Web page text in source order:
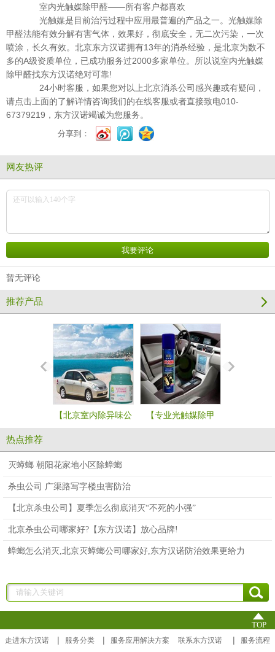
室内光触媒除甲醛——所有客户都喜欢
光触媒是目前治污过程中应用最普遍的产品之一。光触媒除
甲醛法能有效分解有害气体，效果好，彻底安全，无二次污染，一次
喷涂，长久有效。北京东方汉诺拥有13年的消杀经验，是北京为数不
多的A级资质单位，已成功服务过2000多家单位。所以说室内光触媒
除甲醛找东方汉诺绝对可靠!
24小时客服，如果您对以上北京消杀公司感兴趣或有疑问，
请点击上面的了解详情咨询我们的在线客服或者直接致电010-
67379219，东方汉诺竭诚为您服务。
分享到：
网友热评
暂无评论
推荐产品
【北京室内除异味公
污染祛除用
【专业光触媒除甲
热点推荐
灭蟑螂 朝阳花家地小区除蟑螂
杀虫公司 广渠路写字楼虫害防治
【北京杀虫公司】夏季怎么彻底消灭“不死的小强”
北京杀虫公司哪家好?【东方汉诺】放心品牌!
蟑螂怎么消灭,北京灭蟑螂公司哪家好,东方汉诺防治效果更给力
TOP
走进东方汉诺 | 服务分类 | 服务应用解决方案 联系东方汉诺 | 服务流程